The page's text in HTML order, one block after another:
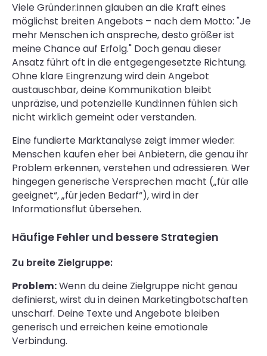
Viele Gründer:innen glauben an die Kraft eines
möglichst breiten Angebots – nach dem Motto: "Je
mehr Menschen ich anspreche, desto größer ist
meine Chance auf Erfolg." Doch genau dieser
Ansatz führt oft in die entgegengesetzte Richtung.
Ohne klare Eingrenzung wird dein Angebot
austauschbar, deine Kommunikation bleibt
unpräzise, und potenzielle Kund:innen fühlen sich
nicht wirklich gemeint oder verstanden.
Eine fundierte Marktanalyse zeigt immer wieder:
Menschen kaufen eher bei Anbietern, die genau ihr
Problem erkennen, verstehen und adressieren. Wer
hingegen generische Versprechen macht („für alle
geeignet“, „für jeden Bedarf“), wird in der
Informationsflut übersehen.
Häufige Fehler und bessere Strategien
Zu breite Zielgruppe:
Problem:Wenn du deine Zielgruppe nicht genau
definierst, wirst du in deinen Marketingbotschaften
unscharf. Deine Texte und Angebote bleiben
generisch und erreichen keine emotionale
Verbindung.